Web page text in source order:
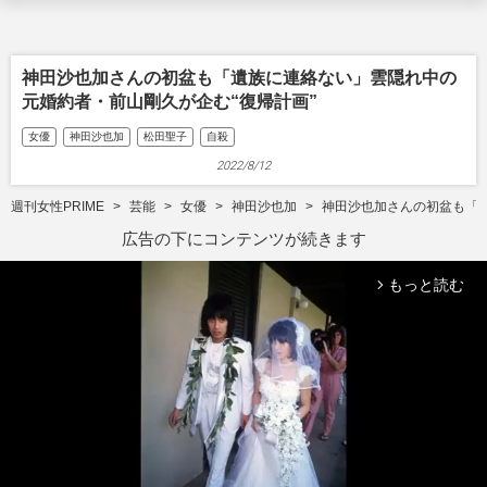
神田沙也加さんの初盆も「遺族に連絡ない」雲隠れ中の
元婚約者・前山剛久が企む“復帰計画”
女優 神田沙也加 松田聖子 自殺
2022/8/12
週刊女性PRIME 芸能 女優 神田沙也加 神田沙也加さんの初盆も「
広告の下にコンテンツが続きます
arrow_forward_ios もっと読む